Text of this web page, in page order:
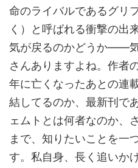
命のライバルであるグリ
く）と呼ばれる衝撃の出
気が戻るのかどうか——
さんありますよね。作者
年に亡くなったあとの連
結してるのか、最新刊で
ェムトとは何者なのか、
まで、知りたいことを一
す。私自身、長く追いか